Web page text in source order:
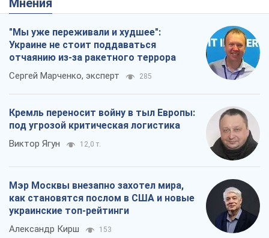
Мнения
"Мы уже переживали и худшее":
Украине не стоит поддаваться
отчаянию из-за ракетного террора
Сергей Марченко, эксперт 285
Кремль переносит войну в тыл Европы:
под угрозой критическая логистика
Виктор Ягун 12,0 т.
Мэр Москвы внезапно захотел мира,
как становятся послом в США и новые
украинские топ-рейтинги
Александр Кирш 153